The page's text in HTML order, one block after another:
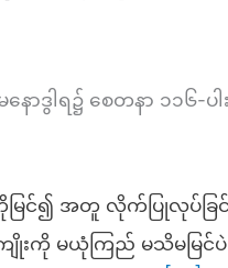
ဒွါရ၌ စေတနာ ၁၁၆-ပါ
မြင်၍ အတူ လိုက်ပြုလုပ်ခ
မယုံကြည် မသိမမြင်ပဲ ပ